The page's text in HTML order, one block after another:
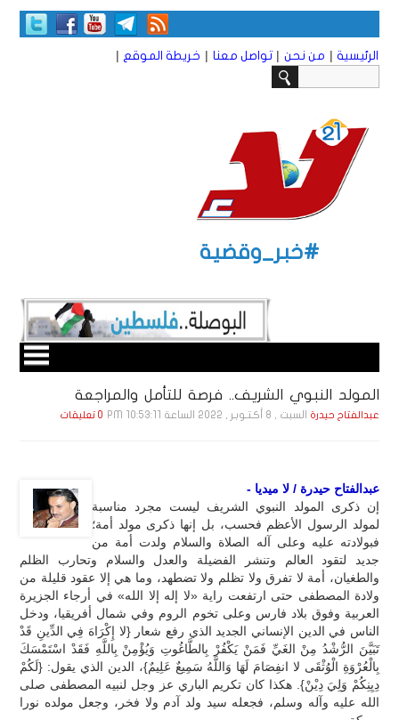
الرئيسية | من نحن | تواصل معنا | خريطة الموقع |
#خبر_وقضية
المولد النبوي الشريف.. فرصة للتأمل والمراجعة
عبدالفتاح حيدرة السبت , 8 أكـتـوبـر , 2022 الساعة 10:53:11 PM 0 تعليقات
عبدالفتاح حيدرة / لا ميديا -
إن ذكرى المولد النبوي الشريف ليست مجرد مناسبة
لمولد الرسول الأعظم فحسب، بل إنها ذكرى مولد أمة؛
فبولادته عليه وعلى آله الصلاة والسلام ولدت أمة من
جديد لتقود العالم وتنشر الفضيلة والعدل والسلام وتحارب الظلم
والطغيان، أمة لا تفرق ولا تظلم ولا تضطهد، وما هي إلا عقود قليلة من
ولادة المصطفى حتى ارتفعت راية «لا إله إلا الله» في أرجاء الجزيرة
العربية وفوق بلاد فارس وعلى تخوم الروم وفي شمال أفريقيا، ودخل
الناس في الدين الإنساني الجديد الذي رفع شعار {لا إِكْرَاهَ فِي الدِّينِ قَدْ
تَبَيَّنَ الرُّشْدُ مِنْ الغَيِّ فَمَنْ يَكْفُرْ بِالطَّاغُوتِ وَيُؤْمِنْ بِاللَّهِ فَقَدْ اسْتَمْسَكَ
بِالْعُرْوَةِ الْوُثْقَى لا انفِصَامَ لَهَا وَاللَّهُ سَمِيعٌ عَلِيمٌ}، الدين الذي يقول: {لَكُمْ
دِيِنِكُمْ وَلِيَ دِيْنْ}. هكذا كان تكريم الباري عز وجل لنبيه المصطفى صلى
الله عليه وآله وسلم، فجعله سيد ولد آدم ولا فخر، وجعل مولده نورا